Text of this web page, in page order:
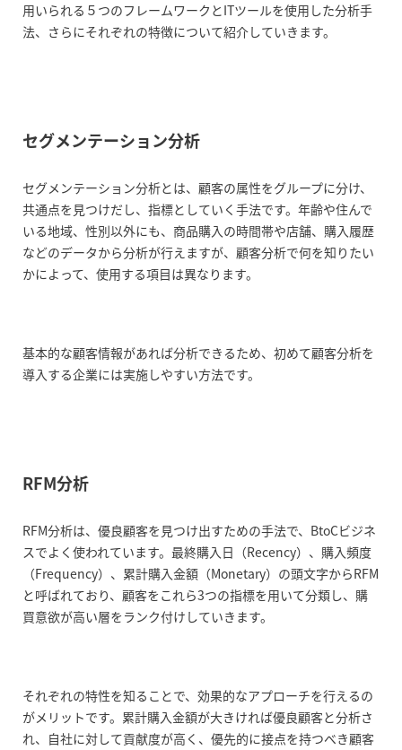
用いられる５つのフレームワークとITツールを使用した分析手
法、さらにそれぞれの特徴について紹介していきます。
セグメンテーション分析
セグメンテーション分析とは、顧客の属性をグループに分け、
共通点を見つけだし、指標としていく手法です。年齢や住んで
いる地域、性別以外にも、商品購入の時間帯や店舗、購入履歴
などのデータから分析が行えますが、顧客分析で何を知りたい
かによって、使用する項目は異なります。
基本的な顧客情報があれば分析できるため、初めて顧客分析を
導入する企業には実施しやすい方法です。
RFM分析
RFM分析は、優良顧客を見つけ出すための手法で、BtoCビジネ
スでよく使われています。最終購入日（Recency）、購入頻度
（Frequency）、累計購入金額（Monetary）の頭文字からRFM
と呼ばれており、顧客をこれら3つの指標を用いて分類し、購
買意欲が高い層をランク付けしていきます。
それぞれの特性を知ることで、効果的なアプローチを行えるの
がメリットです。累計購入金額が大きければ優良顧客と分析さ
れ、自社に対して貢献度が高く、優先的に接点を持つべき顧客